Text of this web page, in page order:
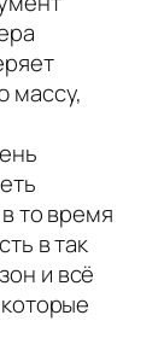
массу,
то время
в так
и всё